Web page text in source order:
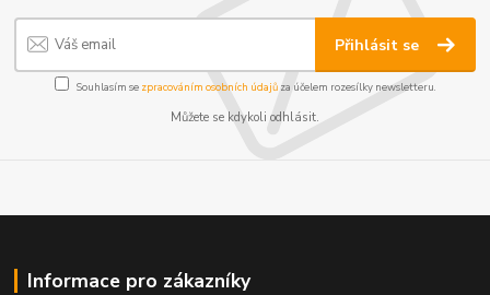
Přihlásit se
Souhlasím se zpracováním osobních údajůza účelem rozesílky newsletteru.
Můžete se kdykoli odhlásit.
Informace pro zákazníky